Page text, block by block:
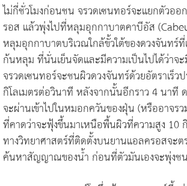
ไม่กี่ชั่วโมงก่อนชน จรวดเซนทอร์จะแยกตัวออ
รอส แล้วพุ่งไปที่หลุมอุกกาบาตคาบีอัส
หลุมอุกกาบาตบริเวณใกล้ขั้วใต้ของดวงจันทร์
ก้นหลุม ที่นั่นเย็นจัดและมีความเป็นไปได้ว่าจ
จรวดเซนทอร์จะชนผิวดวงจันทร์ด้วยอัตราเร็ว
กิโลเมตรต่อวินาที หลังจากนั้นอีกราว 4 นาที
จะผ่านเข้าไปในหมอกควันของฝุ่น (หรืออาจร
ที่คาดว่าจะฟุ้งขึ้นมาเหนือพื้นผิวที่ความสูง 10
ทางวิทยาศาสตร์ที่ติดตั้งบนยานแอลครอสจะต
ค้นหาสัญญาณของน้ำ ก่อนที่ตัวมันเองจะพุ่งช